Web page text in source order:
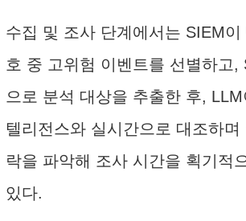
수집 및 조사 단계에서는 SIEM이
호 중 고위험 이벤트를 선별하고,
으로 분석 대상을 추출한 후,
텔리전스와 실시간으로 대조하며
락을 파악해 조사 시간을 획기적
있다.